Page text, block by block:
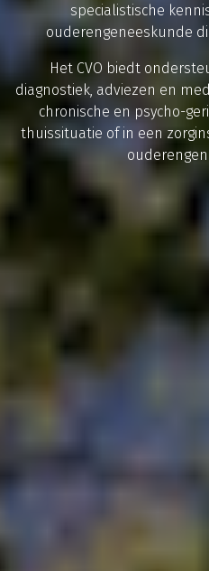
specialistische
ouderengeneeskunde
Het CVO biedt
diagnostiek, adviezen en
chronische en psycho-
thuissituatie of in een